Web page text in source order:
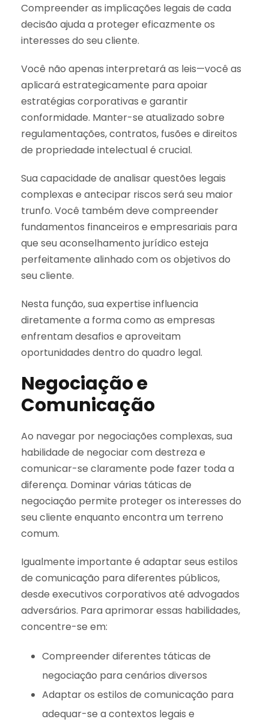
Compreender as implicações legais de cada
decisão ajuda a proteger eficazmente os
interesses do seu cliente.
Você não apenas interpretará as leis—você as
aplicará estrategicamente para apoiar
estratégias corporativas e garantir
conformidade. Manter-se atualizado sobre
regulamentações, contratos, fusões e direitos
de propriedade intelectual é crucial.
Sua capacidade de analisar questões legais
complexas e antecipar riscos será seu maior
trunfo. Você também deve compreender
fundamentos financeiros e empresariais para
que seu aconselhamento jurídico esteja
perfeitamente alinhado com os objetivos do
seu cliente.
Nesta função, sua expertise influencia
diretamente a forma como as empresas
enfrentam desafios e aproveitam
oportunidades dentro do quadro legal.
Negociação e
Comunicação
Ao navegar por negociações complexas, sua
habilidade de negociar com destreza e
comunicar-se claramente pode fazer toda a
diferença. Dominar várias táticas de
negociação permite proteger os interesses do
seu cliente enquanto encontra um terreno
comum.
Igualmente importante é adaptar seus estilos
de comunicação para diferentes públicos,
desde executivos corporativos até advogados
adversários. Para aprimorar essas habilidades,
concentre-se em:
Compreender diferentes táticas de
negociação para cenários diversos
Adaptar os estilos de comunicação para
adequar-se a contextos legais e